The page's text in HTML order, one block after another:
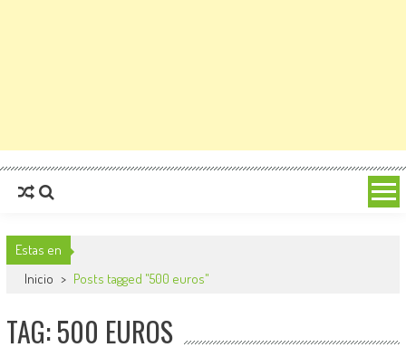
Estas en
Inicio > Posts tagged "500 euros"
TAG: 500 EUROS